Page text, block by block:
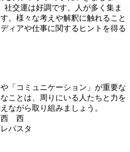
社交運は好調です。人が多く集ま
。様々な考えや解釈に触れること
ィアや仕事に関するヒントを得る
「コミュニケーション」が重要な
ことは、周りにいる人たちと力を
ながら取り組みましょう。
西 西
パスタ